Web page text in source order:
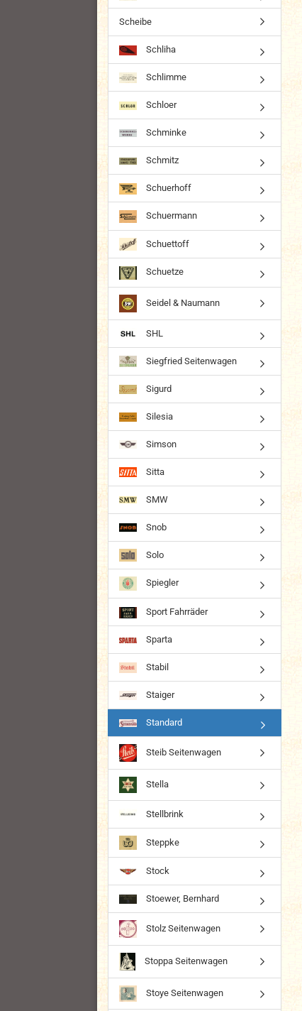
Scheibe
Schliha
Schlimme
Schloer
Schminke
Schmitz
Schuerhoff
Schuermann
Schuettoff
Schuetze
Seidel & Naumann
SHL
Siegfried Seitenwagen
Sigurd
Silesia
Simson
Sitta
SMW
Snob
Solo
Spiegler
Sport Fahrräder
Sparta
Stabil
Staiger
Standard
Steib Seitenwagen
Stella
Stellbrink
Steppke
Stock
Stoewer, Bernhard
Stolz Seitenwagen
Stoppa Seitenwagen
Stoye Seitenwagen